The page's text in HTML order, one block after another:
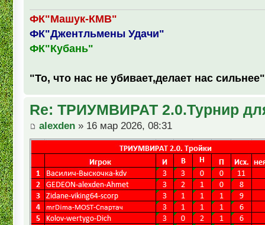
ФК"Машук-КМВ"
ФК"Джентльмены Удачи"
ФК"Кубань"
"То, что нас не убивает,делает нас сильнее"
Re: ТРИУМВИРАТ 2.0.Турнир
alexden » 16 мар 2026, 08:31